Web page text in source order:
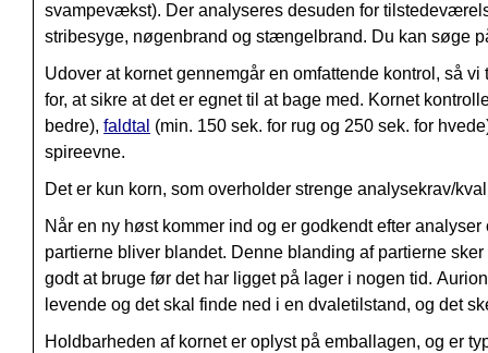
svampevækst). Der analyseres desuden for
stribesyge, nøgenbrand og stængelbrand. Du kan søge
Udover at kornet gennemgår en omfattende kontrol, så
for, at sikre at det er egnet til at bage med. Kornet
bedre), faldtal (min. 150 sek. for rug og 250 sek. for
spireevne.
Det er kun korn, som overholder strenge analysekrav/
Når en ny høst kommer ind og er godkendt efter
partierne bliver blandet. Denne blanding af partierne
godt at bruge før det har ligget på lager i nogen tid.
levende og det skal finde ned i en dvaletilstand, og det
Holdbarheden af kornet er oplyst på emballagen, og er